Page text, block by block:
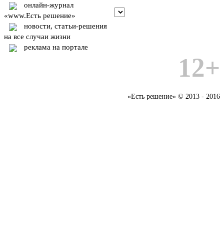
онлайн-журнал
«www.Есть решение»
новости, статьи-решения
на все случаи жизни
реклама на портале
12+
«Есть решение» © 2013 - 2016